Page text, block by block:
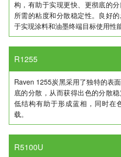
构，有助于实现更快、更彻底的
所需的粘度和分散稳定性。良好
于实现涂料和油墨终端目标使用性
R1255
Raven 1255炭黑采用了独特的表
底的分散，从而获得出色的分散
低结构有助于形成蓝相，同时在
载。
R5100U